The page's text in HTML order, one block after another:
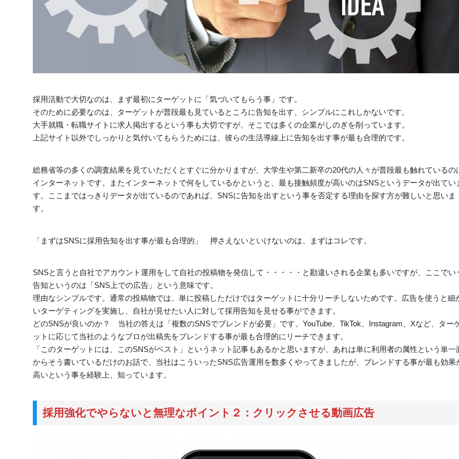
採用活動で大切なのは、まず最初にターゲットに「気づいてもらう事」です。
そのために必要なのは、ターゲットが普段最も見ているところに告知を出す、シンプルにこれしかないです。
大手就職・転職サイトに求人掲出するという事も大切ですが、そこでは多くの企業がしのぎを削っています。
上記サイト以外でしっかりと気付いてもらうためには、彼らの生活導線上に告知を出す事が最も合理的です。
総務省等の多くの調査結果を見ていただくとすぐに分かりますが、大学生や第二新卒の20代の人々が普段最も触れているの
インターネットです。またインターネットで何をしているかというと、最も接触頻度が高いのはSNSというデータが出てい
す。ここまではっきりデータが出ているのであれば、SNSに告知を出すという事を否定する理由を探す方が難しいと思いま
す。
「まずはSNSに採用告知を出す事が最も合理的」 押さえないといけないのは、まずはコレです。
SNSと言うと自社でアカウント運用をして自社の投稿物を発信して・・・・・と勘違いされる企業も多いですが、ここでい
告知というのは「SNS上での広告」という意味です。
理由なシンプルです。通常の投稿物では、単に投稿しただけではターゲットに十分リーチしないためです。広告を使うと細
いターゲティングを実施し、自社が見せたい人に対して採用告知を見せる事ができます。
どのSNSが良いのか？ 当社の答えは「複数のSNSでブレンドが必要」です。YouTube、TikTok、Instagram、Xなど、ター
ットに応じて当社のようなプロが出稿先をブレンドする事が最も合理的にリーチできます。
「このターゲットには、このSNSがベスト」というネット記事もあるかと思いますが、あれは単に利用者の属性という単一
からそう書いているだけのお話で、当社はこういったSNS広告運用を数多くやってきましたが、ブレンドする事が最も効果
高いという事を経験上、知っています。
採用強化でやらないと無理なポイント２：クリックさせる動画広告